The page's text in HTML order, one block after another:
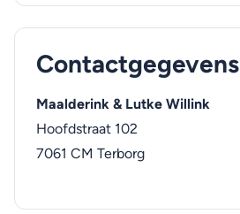
Contactgegevens
Maalderink & Lutke Willink
Hoofdstraat 102
7061 CM Terborg